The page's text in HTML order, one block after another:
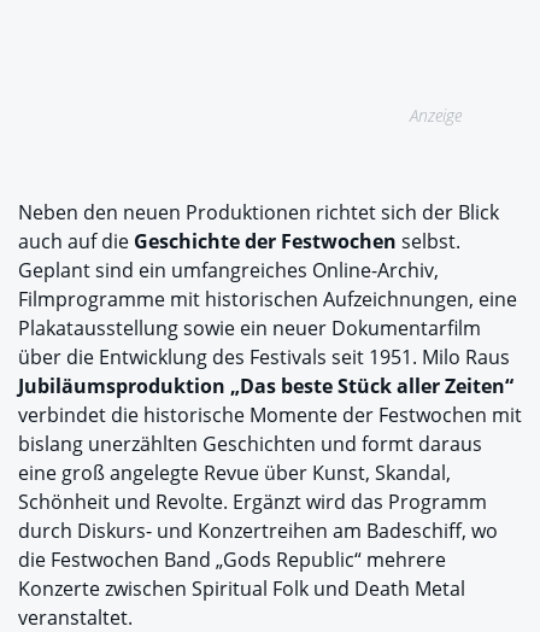
Anzeige
Neben den neuen Produktionen richtet sich der Blick
auch auf die Geschichte der Festwochen selbst.
Geplant sind ein umfangreiches Online-Archiv,
Filmprogramme mit historischen Aufzeichnungen, eine
Plakatausstellung sowie ein neuer Dokumentarfilm
über die Entwicklung des Festivals seit 1951. Milo Raus
Jubiläumsproduktion „Das beste Stück aller Zeiten“
verbindet die historische Momente der Festwochen mit
bislang unerzählten Geschichten und formt daraus
eine groß angelegte Revue über Kunst, Skandal,
Schönheit und Revolte. Ergänzt wird das Programm
durch Diskurs- und Konzertreihen am Badeschiff, wo
die Festwochen Band „Gods Republic“ mehrere
Konzerte zwischen Spiritual Folk und Death Metal
veranstaltet.